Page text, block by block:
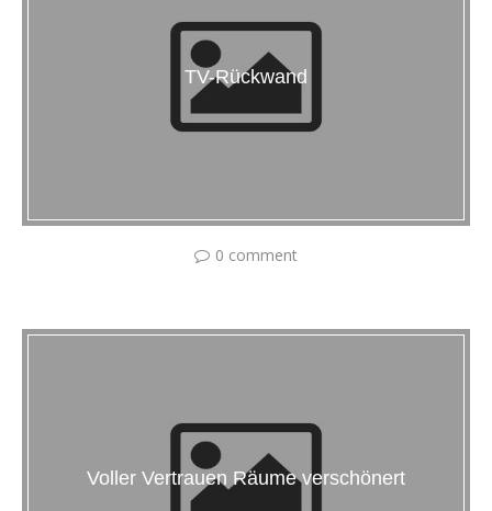
TV-Rückwand
0 comment
Voller Vertrauen Räume verschönert